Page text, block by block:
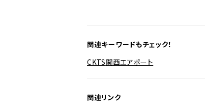
関連キーワードもチェック！
CKTS関西エアポート
関連リンク